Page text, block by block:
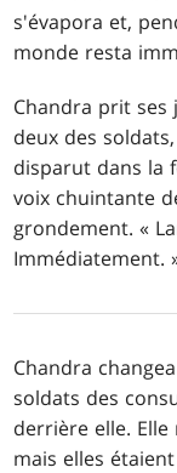
s'évapora et,
monde resta
Chandra prit ses
deux des
disparut dans la
voix chuintante
grondement. «
Immédiatement.
Chandra
soldats des
derrière elle.
mais elles